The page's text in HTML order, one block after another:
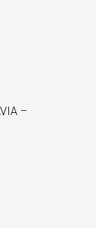
–